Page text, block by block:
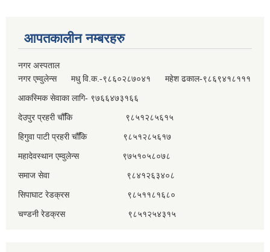
आपतकालीन नम्बरहरु
नगर अस्पताल
नगर एम्वुलेन्स मधु वि.क.-९८६०२८७०४१ महेश ढकाल-९८६९४१८१११
आकस्मिक सेवाका लागि- ९७६६४७३१६६
देउपुर प्रहरी चौँकि ९८५१२८५६१५
हिगुवा पाटी प्रहरी चौँकि ९८५१२८५६१७
महादेवस्थान एम्वुलेन्स ९७५१०५८०७८
समाज सेवा ९८४१२६३४०८
सिपाघाट रेडक्रस ९८५११८१६८०
चण्डनी रेडक्रस ९८५१२५४३१५